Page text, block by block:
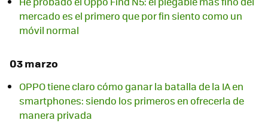
mercado es el primero que por fin siento como un
móvil normal
03 marzo
OPPO tiene claro cómo ganar la batalla de la IA en
smartphones: siendo los primeros en ofrecerla de
manera privada